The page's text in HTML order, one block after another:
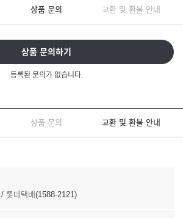
상품 문의 교환 및 환불 안내
상품 문의하기
등록된 문의가 없습니다.
상품 문의 교환 및 환불 안내
롯데택배(1588-2121)